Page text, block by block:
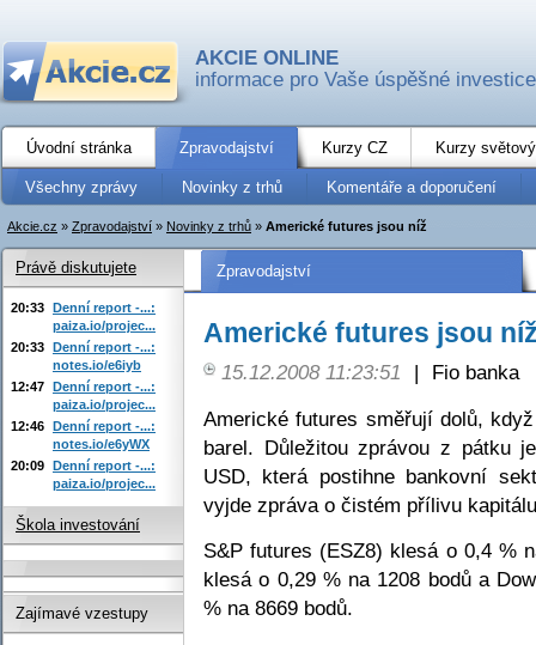
AKCIE ONLINE
informace pro Vaše úspěšné investice
Úvodní stránka Zpravodajství Kurzy CZ Kurzy
Všechny zprávy Novinky z trhů Komentáře a doporučení
Akcie.cz » Zpravodajství » Novinky z trhů » Americké futures jsou níž
Zpravodajství
Americké futures jsou
15.12.2008 11:23:51 |
Fio banka
Americké futures směřují dolů,
barel. Důležitou zprávou z pátku
USD, která postihne bankovní
vyjde zpráva o čistém přílivu
S&P futures (ESZ8) klesá o 0,4 %
klesá o 0,29 % na 1208 bodů a
% na 8669 bodů.
Právě diskutujete
20:33 Denní report -...:
paiza.io/projec...
20:33 Denní report -...:
notes.io/e6iyb
12:47 Denní report -...:
paiza.io/projec...
12:46 Denní report -...:
notes.io/e6yWX
20:09 Denní report -...:
paiza.io/projec...
Škola investování
Zajímavé vzestupy